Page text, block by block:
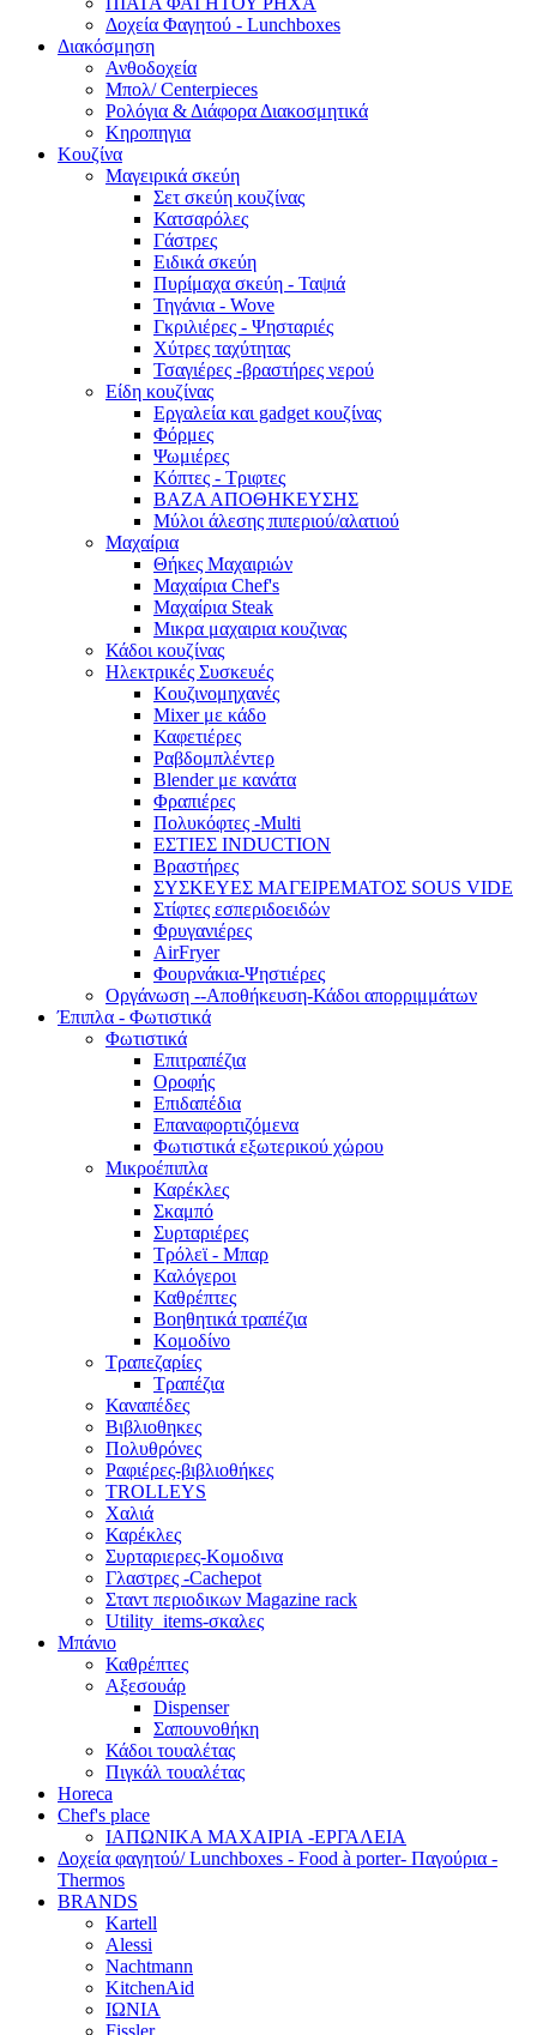
Δοχεία Φαγητού - Lunchboxes
Διακόσμηση
Ανθοδοχεία
Μπολ/ Centerpieces
Ρολόγια & Διάφορα Διακοσμητικά
Κηροπηγια
Κουζίνα
Μαγειρικά σκεύη
Σετ σκεύη κουζίνας
Κατσαρόλες
Γάστρες
Ειδικά σκεύη
Πυρίμαχα σκεύη - Ταψιά
Τηγάνια - Wove
Γκριλιέρες - Ψησταριές
Χύτρες ταχύτητας
Τσαγιέρες -βραστήρες νερού
Είδη κουζίνας
Εργαλεία και gadget κουζίνας
Φόρμες
Ψωμιέρες
Κόπτες - Τριφτες
ΒΑΖΑ ΑΠΟΘΗΚΕΥΣΗΣ
Μύλοι άλεσης πιπεριού/αλατιού
Μαχαίρια
Θήκες Μαχαιριών
Μαχαίρια Chef's
Μαχαίρια Steak
Μικρα μαχαιρια κουζινας
Κάδοι κουζίνας
Ηλεκτρικές Συσκευές
Κουζινομηχανές
Mixer με κάδο
Καφετιέρες
Ραβδομπλέντερ
Blender με κανάτα
Φραπιέρες
Πολυκόφτες -Multi
ΕΣΤΙΕΣ INDUCTION
Βραστήρες
ΣΥΣΚΕΥΕΣ ΜΑΓΕΙΡΕΜΑΤΟΣ SOUS VIDE
Στίφτες εσπεριδοειδών
Φρυγανιέρες
AirFryer
Φουρνάκια-Ψηστιέρες
Οργάνωση --Αποθήκευση-Κάδοι απορριμμάτων
Έπιπλα - Φωτιστικά
Φωτιστικά
Επιτραπέζια
Οροφής
Επιδαπέδια
Επαναφορτιζόμενα
Φωτιστικά εξωτερικού χώρου
Μικροέπιπλα
Καρέκλες
Σκαμπό
Συρταριέρες
Τρόλεϊ - Μπαρ
Καλόγεροι
Καθρέπτες
Βοηθητικά τραπέζια
Κομοδίνο
Τραπεζαρίες
Τραπέζια
Καναπέδες
Βιβλιοθηκες
Πολυθρόνες
Ραφιέρες-βιβλιοθήκες
TROLLEYS
Χαλιά
Καρέκλες
Συρταριερες-Κομοδινα
Γλαστρες -Cachepot
Σταντ περιοδικων Magazine rack
Utility_items-σκαλες
Μπάνιο
Καθρέπτες
Αξεσουάρ
Dispenser
Σαπουνοθήκη
Κάδοι τουαλέτας
Πιγκάλ τουαλέτας
Horeca
Chef's place
ΙΑΠΩΝΙΚΑ ΜΑΧΑΙΡΙΑ -ΕΡΓΑΛΕΙΑ
Δoχεία φαγητού/ Lunchboxes - Food à porter- Παγούρια -
Thermos
BRANDS
Kartell
Alessi
Nachtmann
KitchenAid
ΙΩΝΙΑ